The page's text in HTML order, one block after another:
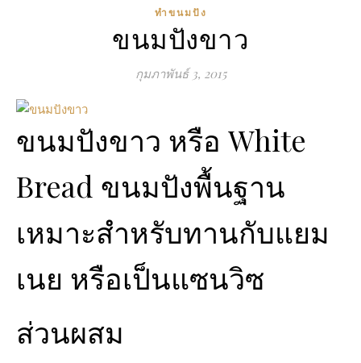
ทำขนมปัง
ขนมปังขาว
กุมภาพันธ์ 3, 2015
ขนมปังขาว หรือ White
Bread ขนมปังพื้นฐาน
เหมาะสำหรับทานกับแยม
เนย หรือเป็นแซนวิซ
ส่วนผสม